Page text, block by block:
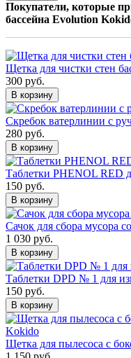
Покупатели, которые
бассейна Evolution
Щетка для чистки стен
300 руб.
В корзину
Скребок ватерлинии с
280 руб.
В корзину
Таблетки PHENOL RED
150 руб.
В корзину
Сачок для сбора мусора
1 030 руб.
В корзину
Таблетки DPD № 1 для
150 руб.
В корзину
Щетка для пылесоса с